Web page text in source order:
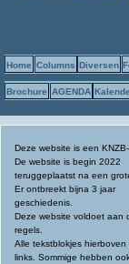
Home Columns Diversen
Brochure AGENDA
Deze website is een KNZB-
De website is begin 2022
teruggeplaatst na een
Er ontbreekt bijna 3 jaar
geschiedenis.
Deze website voldoet aan
regels.
Alle tekstblokjes hierboven
links. Sommige hebben